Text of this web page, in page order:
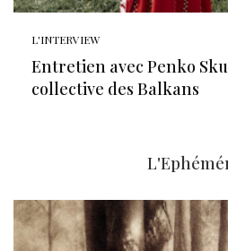
L'INTERVIEW
Entretien avec Penko
collective des Balkans